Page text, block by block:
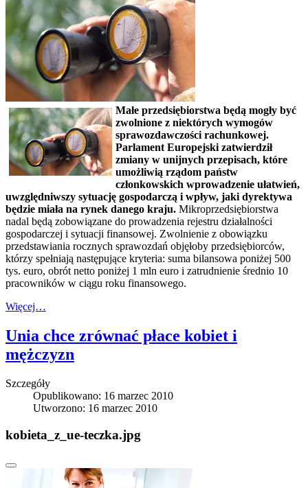
Małe przedsiębiorstwa będą mogły być
zwolnione z niektórych wymogów
sprawozdawczości rachunkowej.
Parlament Europejski zatwierdził
zmiany w unijnych przepisach, które
umożliwią rządom państw
członkowskich wprowadzenie ułatwień,
uwzględniwszy sytuację gospodarczą i wpływ, jaki dyrektywa
będzie miała na rynek danego kraju. Mikroprzedsiębiorstwa
nadal będą zobowiązane do prowadzenia rejestru działalności
gospodarczej i sytuacji finansowej. Zwolnienie z obowiązku
przedstawiania rocznych sprawozdań objęłoby przedsiębiorców,
którzy spełniają następujące kryteria: suma bilansowa poniżej 500
tys. euro, obrót netto poniżej 1 mln euro i zatrudnienie średnio 10
pracowników w ciągu roku finansowego.
Więcej…
Unia chce zrównać płace kobiet i
mężczyzn
Szczegóły
Opublikowano: 16 marzec 2010
Utworzono: 16 marzec 2010
kobieta_z_ue-teczka.jpg